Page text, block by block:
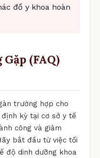
đồ y khoa hoàn
(FAQ)
trường hợp cho
kỳ tại cơ sở y tế
công và giảm
bắt đầu từ việc tối
độ dinh dưỡng khoa